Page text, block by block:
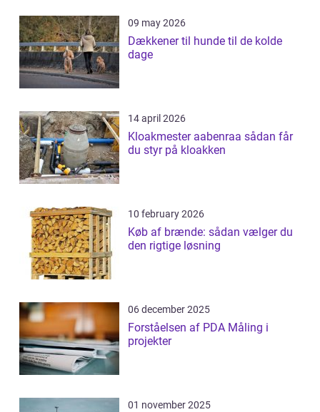
09 may 2026
Dækkener til hunde til de kolde
dage
14 april 2026
Kloakmester aabenraa sådan får
du styr på kloakken
10 february 2026
Køb af brænde: sådan vælger du
den rigtige løsning
06 december 2025
Forståelsen af PDA Måling i
projekter
01 november 2025